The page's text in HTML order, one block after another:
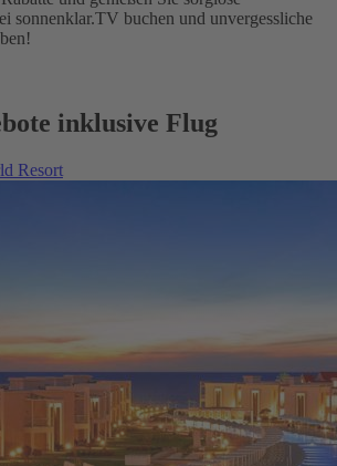
sonnenklar.TV buchen und unvergessliche
inklusive Flug
Resort